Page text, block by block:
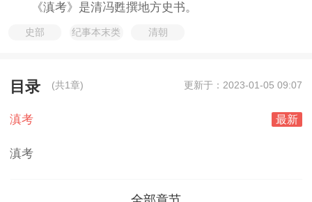
《滇考》是清冯甦撰地方史书。
史部 纪事本末类 清朝
目录 (共1章) 更新于：2023-01-05 09:07
滇考 最新
滇考